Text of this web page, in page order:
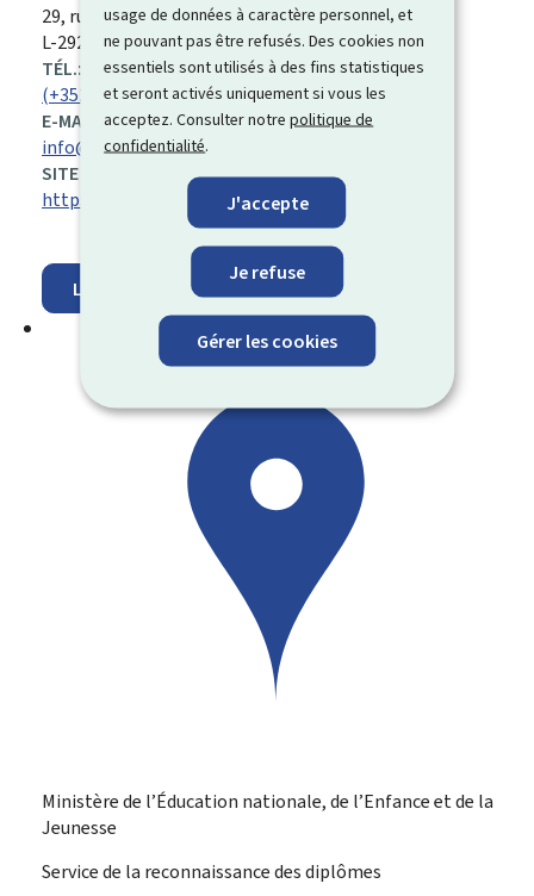
usage de données à caractère personnel, et
ne pouvant pas être refusés. Des cookies non
essentiels sont utilisés à des fins statistiques
et seront activés uniquement si vous les
acceptez. Consulter notrepolitique de
confidentialité.
J'accepte
Je refuse
Gérer les cookies
ADRESSE
:
29, rue AldringenL-1118 Luxembourg
L-2926 Luxembourg
TÉL.:
(+352) 247 85 239
E-MAIL:
info@sfp.lu
SITE WEB :
https://men.public.lu/
⋅ Ouvre Lundi à 8h30
Localisez sur la carte
Ministère de l’Éducation nationale, de l’Enfance et de la
Jeunesse
Service de la reconnaissance des diplômes